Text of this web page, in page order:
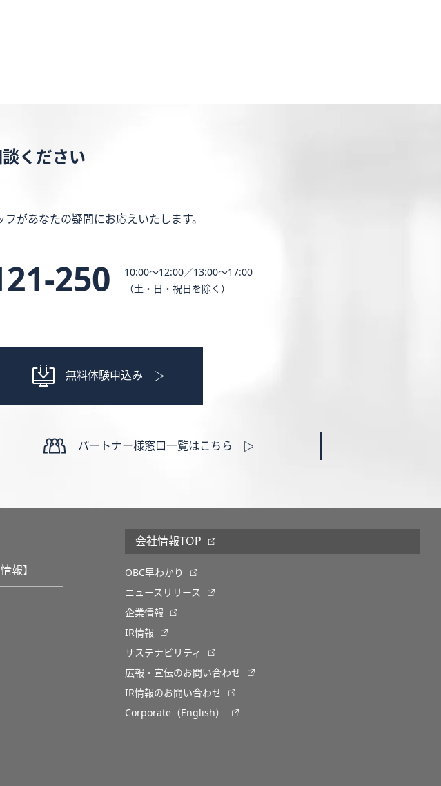
ください
があなたの疑問にお応えいたします。
250
10:00〜12:00／13:00〜17:00
（土・日・祝日を除く）
無料体験申込み
パートナー様窓口一覧はこちら
報】
会社情報TOP
OBC早わかり
ニュースリリース
企業情報
IR情報
サステナビリティ
広報・宣伝のお問い合わせ
IR情報のお問い合わせ
Corporate（English）